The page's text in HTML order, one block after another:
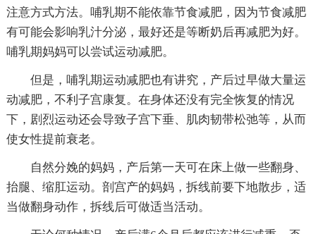
注意方式方法。哺乳期不能依靠节食减肥，因为节食减肥
有可能会影响乳汁分泌，最好还是等断奶后再减肥为好。
哺乳期妈妈可以尝试运动减肥。
但是，哺乳期运动减肥也有讲究，产后过早做大量运
动减肥，不利子宫康复。在身体还没有完全恢复的情况
下，剧烈运动还会导致子宫下垂、肌肉韧带松弛等，从而
使女性提前衰老。
自然分娩的妈妈，产后第一天可在床上做一些翻身、
抬腿、缩肛运动。剖宫产的妈妈，拆线前要下地散步，适
当做翻身动作，拆线后可做适当活动。